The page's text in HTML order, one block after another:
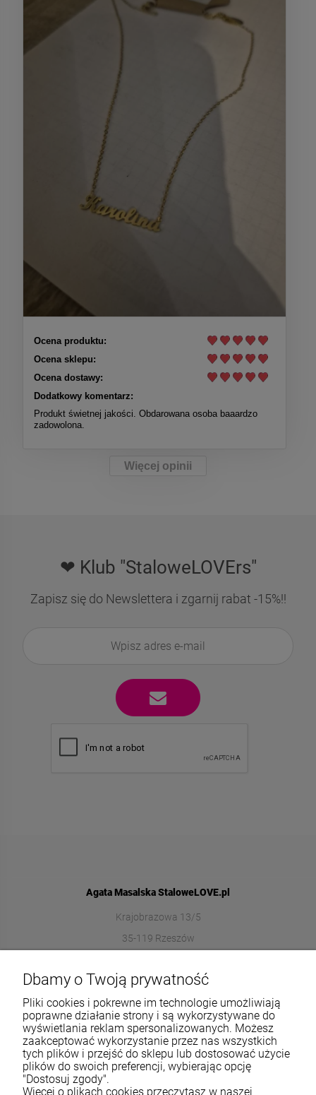
Ocena produktu:
Ocena sklepu:
Ocena dostawy:
Dodatkowy komentarz:
Produkt świetnej jakości. Obdarowana osoba baaardzo
zadowolona.
Więcej opinii
❤ Klub "StaloweLOVErs"
Zapisz się do Newslettera i zgarnij rabat -15%!!
Agata Masalska StaloweLOVE.pl
Krajobrazowa 13/5
35-119 Rzeszów
572989669
Informacje
O nas
TWOJE KONTO
Dbamy o Twoją prywatność
Pliki cookies i pokrewne im technologie umożliwiają
poprawne działanie strony i są wykorzystywane do
wyświetlania reklam spersonalizowanych. Możesz
zaakceptować wykorzystanie przez nas wszystkich
tych plików i przejść do sklepu lub dostosować użycie
plików do swoich preferencji, wybierając opcję
"Dostosuj zgody".
Więcej o plikach cookies przeczytasz w naszej